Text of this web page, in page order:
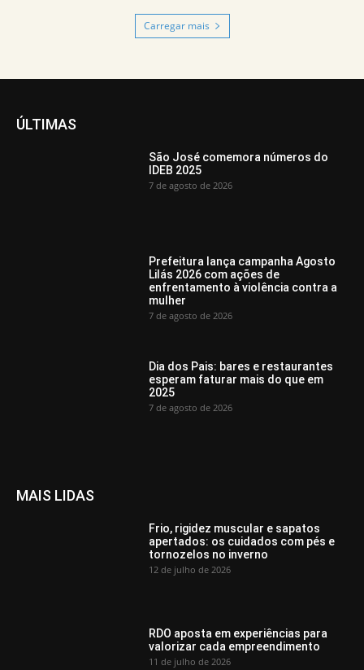
Carregar mais
ÚLTIMAS
São José comemora números do
IDEB 2025
7 de agosto de 2026
Prefeitura lança campanha Agosto
Lilás 2026 com ações de
enfrentamento à violência contra a
mulher
7 de agosto de 2026
Dia dos Pais: bares e restaurantes
esperam faturar mais do que em
2025
7 de agosto de 2026
MAIS LIDAS
Frio, rigidez muscular e sapatos
apertados: os cuidados com pés e
tornozelos no inverno
12 de julho de 2026
RDO aposta em experiências para
valorizar cada empreendimento
11 de julho de 2026